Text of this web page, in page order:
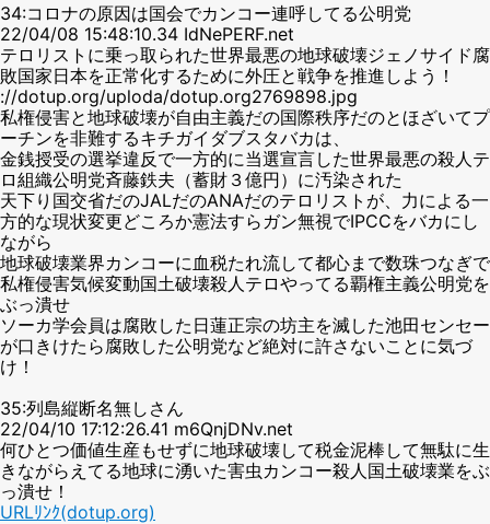
34:コロナの原因は国会でカンコー連呼してる公明党
22/04/08 15:48:10.34 IdNePERF.net
テロリストに乗っ取られた世界最悪の地球破壊ジェノサイド腐
敗国家日本を正常化するために外圧と戦争を推進しよう！
://dotup.org/uploda/dotup.org2769898.jpg
私権侵害と地球破壊が自由主義だの国際秩序だのとほざいてプ
ーチンを非難するキチガイダブスタバカは、
金銭授受の選挙違反で一方的に当選宣言した世界最悪の殺人テ
ロ組織公明党斉藤鉄夫（蓄財３億円）に汚染された
天下り国交省だのJALだのANAだのテロリストが、力による一
方的な現状変更どころか憲法すらガン無視でIPCCをバカにし
ながら
地球破壊業界カンコーに血税たれ流して都心まで数珠つなぎで
私権侵害気候変動国土破壊殺人テロやってる覇権主義公明党を
ぶっ潰せ
ソーカ学会員は腐敗した日蓮正宗の坊主を滅した池田センセー
が口きけたら腐敗した公明党など絶対に許さないことに気づ
け！
35:列島縦断名無しさん
22/04/10 17:12:26.41 m6QnjDNv.net
何ひとつ価値生産もせずに地球破壊して税金泥棒して無駄に生
きながらえてる地球に湧いた害虫カンコー殺人国土破壊業をぶ
っ潰せ！
URLﾘﾝｸ(dotup.org)